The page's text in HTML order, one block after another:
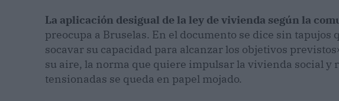
La aplicación desigual de la ley de vivienda según la
preocupa a Bruselas. En el documento se dice sin tapujos
socavar su capacidad para alcanzar los objetivos
su aire, la norma que quiere impulsar la vivienda social y
tensionadas se queda en papel mojado.